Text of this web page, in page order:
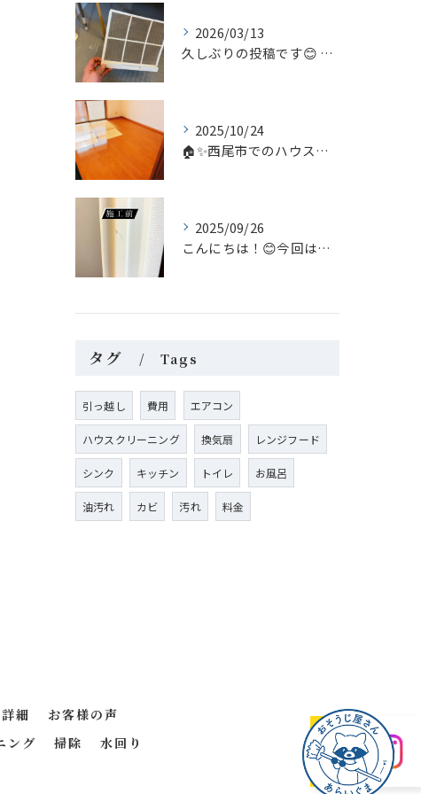
2026/03/13
久しぶりの投稿です😊 今回は家庭内のちょっとしたヒーロー、浴...
2025/10/24
🏠✨西尾市でのハウスクリーニングなら、私たち「あらいぐま」に...
2025/09/26
こんにちは！😊今回はリペア補修についてのご案内です。
タグ Tags
引っ越し 費用 エアコン
ハウスクリーニング 換気扇 レンジフード
シンク キッチン トイレ お風呂
油汚れ カビ 汚れ 料金
細
お客様の声
ング 掃除
水回り